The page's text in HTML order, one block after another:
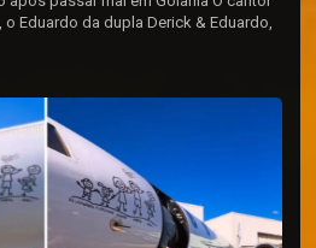
Eduardo da dupla Derick & Eduardo,